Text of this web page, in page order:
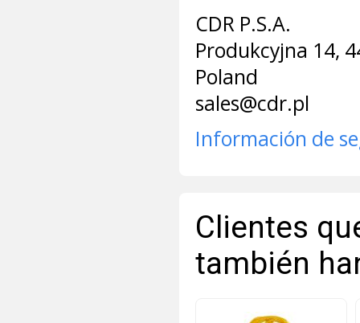
CDR P.S.A.
Produkcyjna 14,
Poland
sales@cdr.pl
Información de
Clientes
también